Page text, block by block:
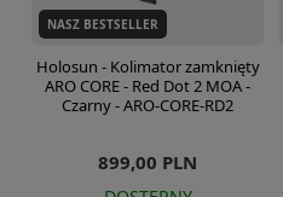
NASZ BESTSELLER
Holosun - Kolimator zamknięty
ARO CORE - Red Dot 2 MOA -
Czarny - ARO-CORE-RD2
899,00 PLN